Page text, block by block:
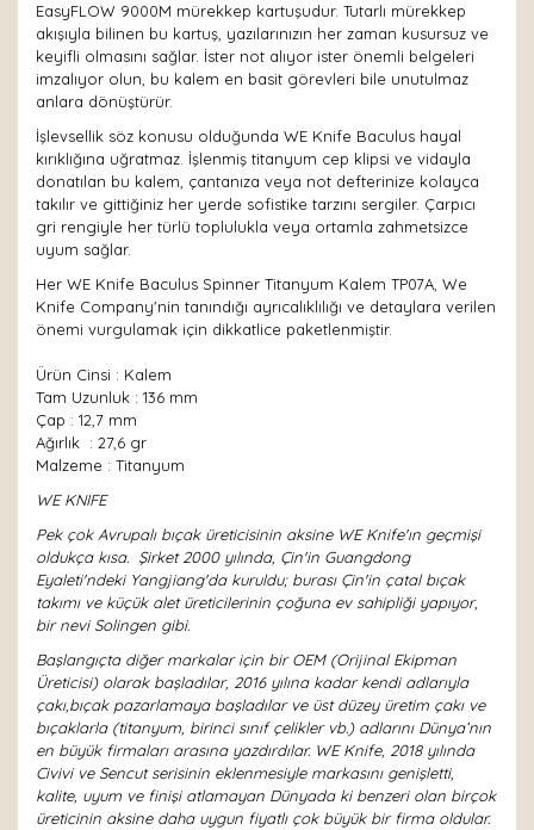
EasyFLOW 9000M mürekkep kartuşudur. Tutarlı mürekkep
akışıyla bilinen bu kartuş, yazılarınızın her zaman kusursuz ve
keyifli olmasını sağlar. İster not alıyor ister önemli belgeleri
imzalıyor olun, bu kalem en basit görevleri bile unutulmaz
anlara dönüştürür.
İşlevsellik söz konusu olduğunda WE Knife Baculus hayal
kırıklığına uğratmaz. İşlenmiş titanyum cep klipsi ve vidayla
donatılan bu kalem, çantanıza veya not defterinize kolayca
takılır ve gittiğiniz her yerde sofistike tarzını sergiler. Çarpıcı
gri rengiyle her türlü toplulukla veya ortamla zahmetsizce
uyum sağlar.
Her WE Knife Baculus Spinner Titanyum Kalem TP07A, We
Knife Company'nin tanındığı ayrıcalıklılığı ve detaylara verilen
önemi vurgulamak için dikkatlice paketlenmiştir.
Ürün Cinsi : Kalem
Tam Uzunluk : 136 mm
Çap : 12,7 mm
Ağırlık : 27,6 gr
Malzeme : Titanyum
WE KNIFE
Pek çok Avrupalı bıçak üreticisinin aksine WE Knife'ın geçmişi
oldukça kısa. Şirket 2000 yılında, Çin'in Guangdong
Eyaleti'ndeki Yangjiang'da kuruldu; burası Çin'in çatal bıçak
takımı ve küçük alet üreticilerinin çoğuna ev sahipliği yapıyor,
bir nevi Solingen gibi.
Başlangıçta diğer markalar için bir OEM (Orijinal Ekipman
Üreticisi) olarak başladılar, 2016 yılına kadar kendi adlarıyla
çakı,bıçak pazarlamaya başladılar ve üst düzey üretim çakı ve
bıçaklarla (titanyum, birinci sınıf çelikler vb.) adlarını Dünya’nın
en büyük firmaları arasına yazdırdılar. WE Knife, 2018 yılında
Civivi ve Sencut serisinin eklenmesiyle markasını genişletti,
kalite, uyum ve finişi atlamayan Dünyada ki benzeri olan birçok
üreticinin aksine daha uygun fiyatlı çok büyük bir firma oldular.